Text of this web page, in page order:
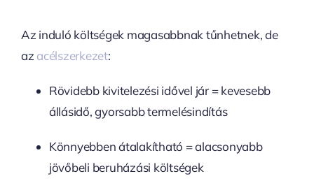
Az induló költségek magasabbnak tűnhetnek, de
az acélszerkezet:
Rövidebb kivitelezési idővel jár = kevesebb
állásidő, gyorsabb termelésindítás
Könnyebben átalakítható = alacsonyabb
jövőbeli beruházási költségek